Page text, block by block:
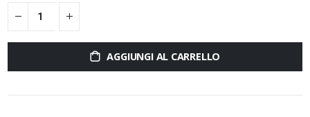
AGGIUNGI AL CARRELLO